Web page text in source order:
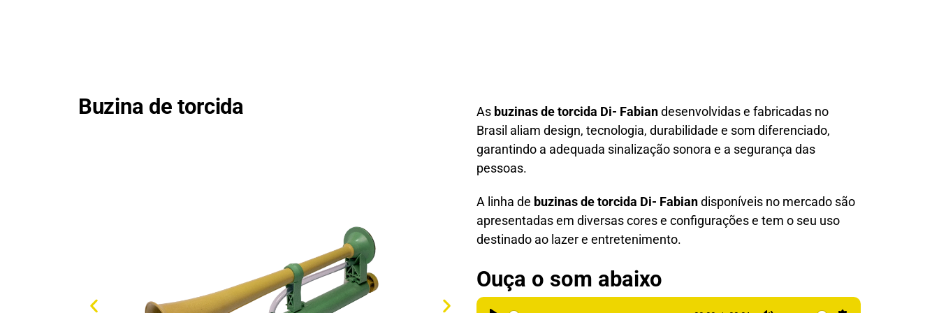
Buzina de torcida As buzinas de torcida Di- Fabiandesenvolvidas e fabricadas no
Brasil aliam design, tecnologia, durabilidade e som diferenciado,
garantindo a adequada sinalização sonora e a segurança das
pessoas.
A linha de buzinas de torcida Di- Fabiandisponíveis no mercado são
apresentadas em diversas cores e configurações e tem o seu uso
destinado ao lazer e entretenimento.
Ouça o som abaixo